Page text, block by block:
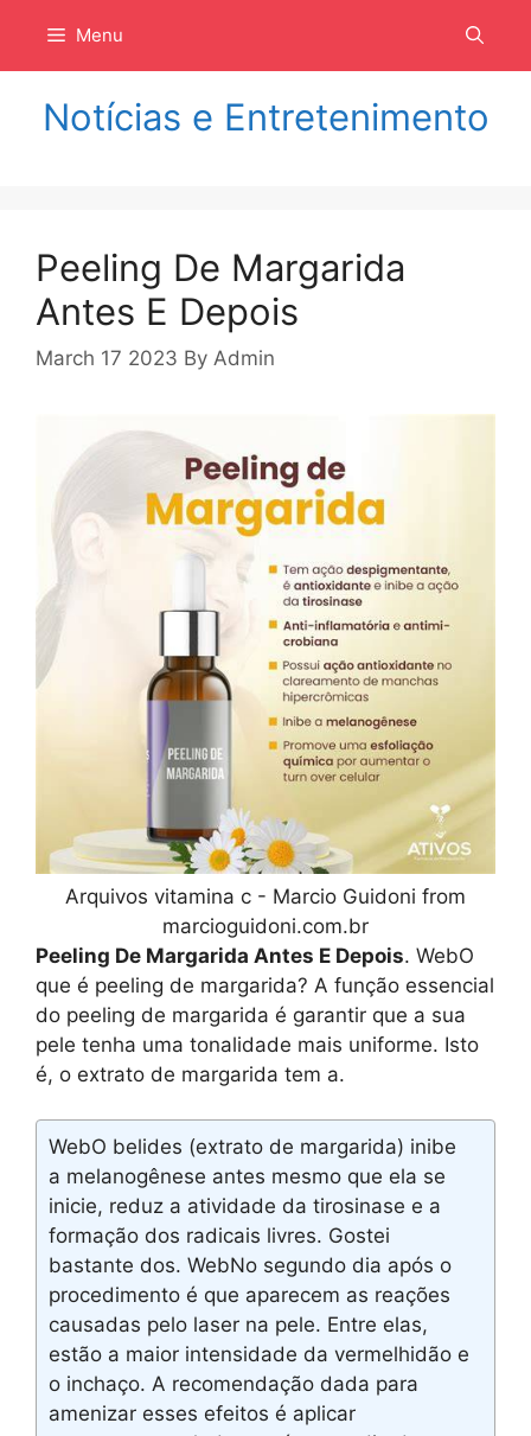
isi
Menu
Notícias e Entretenimento
Peeling De Margarida
Antes E Depois
March 17 2023 By Admin
Arquivos vitamina c - Marcio Guidoni from
marcioguidoni.com.br
Peeling De Margarida Antes E Depois. WebO
que é peeling de margarida? A função essencial
do peeling de margarida é garantir que a sua
pele tenha uma tonalidade mais uniforme. Isto
é, o extrato de margarida tem a.
WebO belides (extrato de margarida) inibe
a melanogênese antes mesmo que ela se
inicie, reduz a atividade da tirosinase e a
formação dos radicais livres. Gostei
bastante dos. WebNo segundo dia após o
procedimento é que aparecem as reações
causadas pelo laser na pele. Entre elas,
estão a maior intensidade da vermelhidão e
o inchaço. A recomendação dada para
amenizar esses efeitos é aplicar